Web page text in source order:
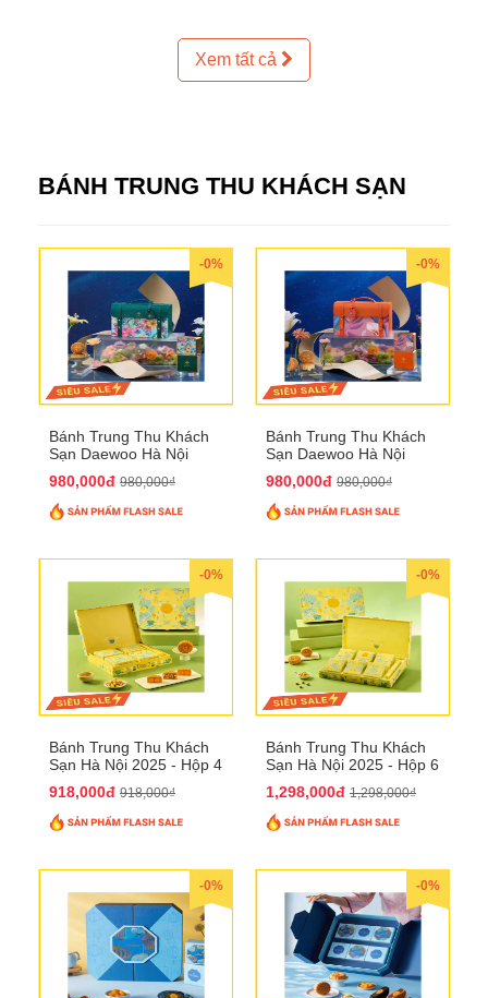
Xem tất cả
BÁNH TRUNG THU KHÁCH SẠN
-0%
Bánh Trung Thu Khách
Sạn Daewoo Hà Nội
QTTT30
980,000đ 980,000₫
-0%
Bánh Trung Thu Khách
Sạn Daewoo Hà Nội
QTTT31
980,000đ 980,000₫
-0%
Bánh Trung Thu Khách
Sạn Hà Nội 2025 - Hộp 4
918,000đ 918,000₫
-0%
Bánh Trung Thu Khách
Sạn Hà Nội 2025 - Hộp 6
1,298,000đ 1,298,000₫
-0% -0%